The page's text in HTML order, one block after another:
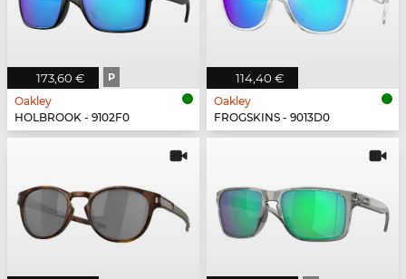
173,60 € P
Oakley
HOLBROOK - 9102F0
114,40 €
Oakley
FROGSKINS - 9013D0